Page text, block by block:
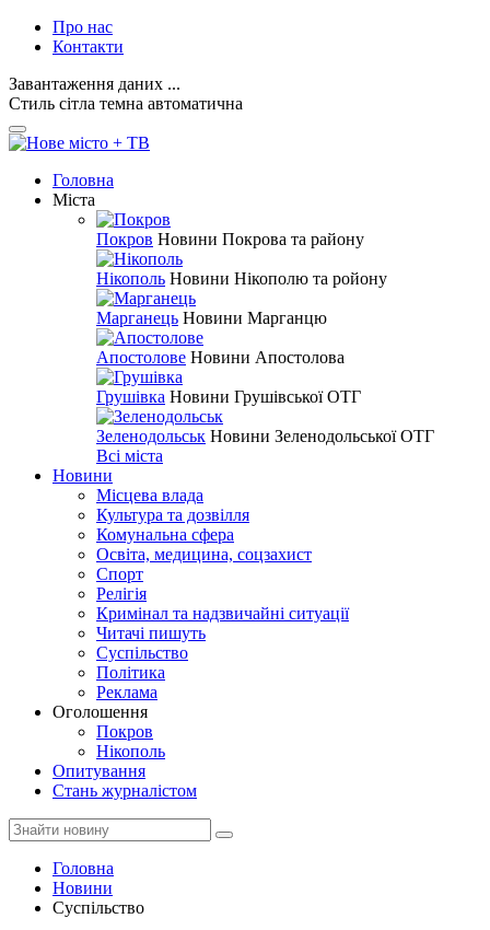
Про нас
Контакти
Завантаження даних ...
Стиль сітла темна автоматична
Головна
Міста
Покров Новини Покрова та району
Нікополь Новини Нікополю та ройону
Марганець Новини Марганцю
Апостолове Новини Апостолова
Грушівка Новини Грушівської ОТГ
Зеленодольськ Новини Зеленодольської ОТГ
Всі міста
Новини
Місцева влада
Культура та дозвілля
Комунальна сфера
Освіта, медицина, соцзахист
Спорт
Релігія
Кримінал та надзвичайні ситуації
Читачі пишуть
Суспільство
Політика
Реклама
Оголошення
Покров
Нікополь
Опитування
Стань журналістом
Головна
Новини
Суспільство